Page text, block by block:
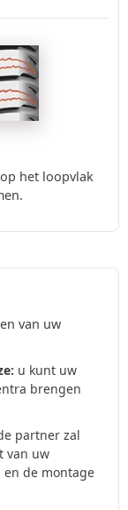
het loopvlak
van uw
u kunt uw
brengen
partner zal
van uw
en de montage